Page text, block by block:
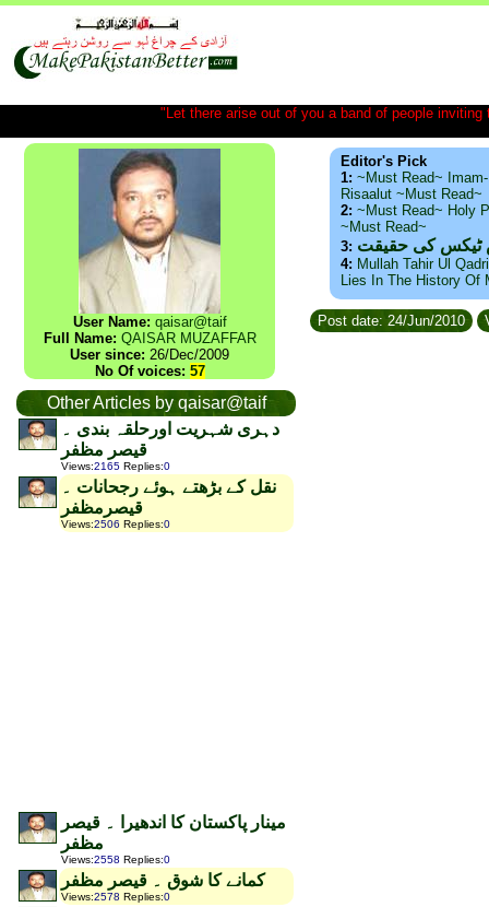
"Let there arise out of you a band of people
User Name: qaisar@taif
Full Name: QAISAR MUZAFFAR
User since: 26/Dec/2009
No Of voices: 57
Other Articles by qaisar@taif
دہری شہریت اورحلقہ بندی ۔
قیصر مظفر
Views:2165 Replies:0
نقل کے بڑھتے ہوئے رجحانات ۔
قیصرمظفر
Views:2506 Replies:0
مینار پاکستان کا اندھیرا ۔ قیصر
مظفر
Views:2558 Replies:0
کمانے کا شوق ۔ قیصر مظفر
Views:2578 Replies:0
Editor's Pick
1: ~Must Read~
Risaalut ~Must Read~
2: ~Must Read~ Holy
~Must Read~
3: ٹیکس کی حقیقت
4: Mullah Tahir Ul
Lies In The History Of
Post date: 24/Jun/2010